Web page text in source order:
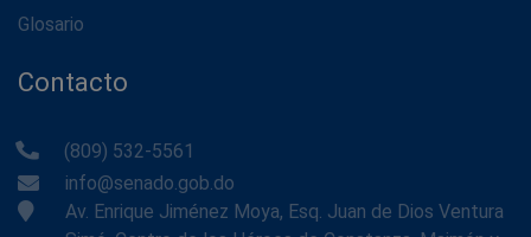
Glosario
Contacto
(809) 532-5561
info@senado.gob.do
Av. Enrique Jiménez Moya, Esq. Juan de Dios Ventura